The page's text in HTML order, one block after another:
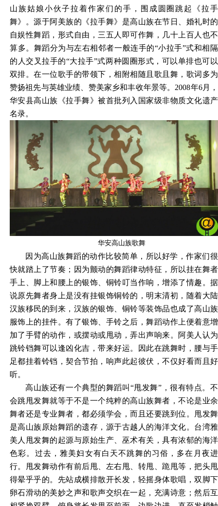
山族姑娘小伙子拉着作家们的手，围成圆圈跳起《拉手
舞》。源于阿美族的《拉手舞》是高山族在节日、婚礼时的
自娱性舞蹈，形式自由，三五人即可作舞，几十上百人也不
算多。舞蹈分为与左右相邻者一般连手的“小拉手”式和相隔
的人交叉拉手的“大拉手”式两种圆圈形式，可以单排也可以
双排。在一位歌手的带领下，相附相随且歌且舞，歌词多为
赞扬祖先与英雄业绩、赞美家乡和丰收年景等。2008年6月，
华安县高山族《拉手舞》被首批列入国家级非物质文化遗产
名录。
华安高山族歌舞
因为高山族舞蹈的动作比较简单，所以好学，作家们很
快就踏上了节奏；因为颤动的舞蹈律动特征，所以挂在舞者
手上、脚上和腰上的银饰、铜铃叮当作响，增添了情趣。据
说原先舞者身上是没有挂银饰铜铃的，明末清初，随着大陆
汉族移民的到来，汉族的银饰、铜铃等装饰品也成了高山族
服饰上的挂件。有了银饰、手铃之后，舞蹈动作上便着意增
加了手臂的动作，或摆动或甩动，弄出声响来。阿美人认为
跳铃铛舞可以逢凶化吉，带来好运。因此在跳舞时，腰与手
足都挂着铃铛，契合节拍，响声此起彼伏，不仅好看而且好
听。
高山族还有一个典型的舞蹈叫 “甩发舞”，很有特点。不
会跳甩发舞就等于不是一个纯粹的高山族舞者，不论是业余
舞者还是专业舞者，都必须学会，而且还要跳到位。甩发舞
是高山族原始舞蹈的遗存，源于古越人的海洋文化。台湾雅
美人甩发舞的起源与原始生产、巫术有关，具有浓郁的海洋
色彩。过去，雅美妇女有白天不跳舞的习俗，多在月夜进
行。甩发舞动作有前后甩、左右甩、转甩、跪甩等，把头甩
得晕乎乎的。先站成横排散开长发，轻摇身体歌唱，双脚下
卵石滑动的美妙之声和歌声交织在一起，充满诗意；然后互